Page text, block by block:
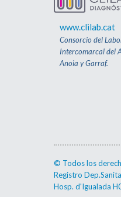
www.clilab.cat
Consorcio del
Intercomarcal del
Anoia y Garraf.
© Todos los
Registro
Hosp. d'Igualada